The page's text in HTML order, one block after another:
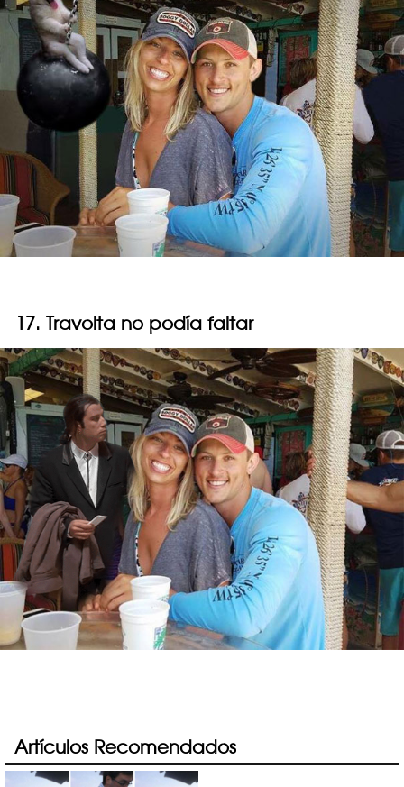
17. Travolta no podía faltar
Artículos Recomendados